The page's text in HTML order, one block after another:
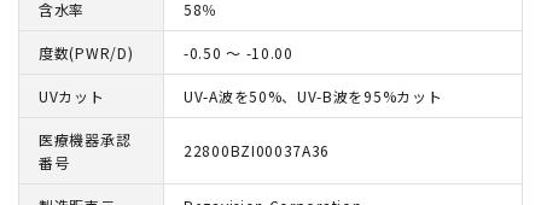
含水率 58％
度数(PWR/D) -0.50 ～ -10.00
UVカット UV-A波を50%、UV-B波を95%カット
医療機器承認
番号
22800BZI00037A36